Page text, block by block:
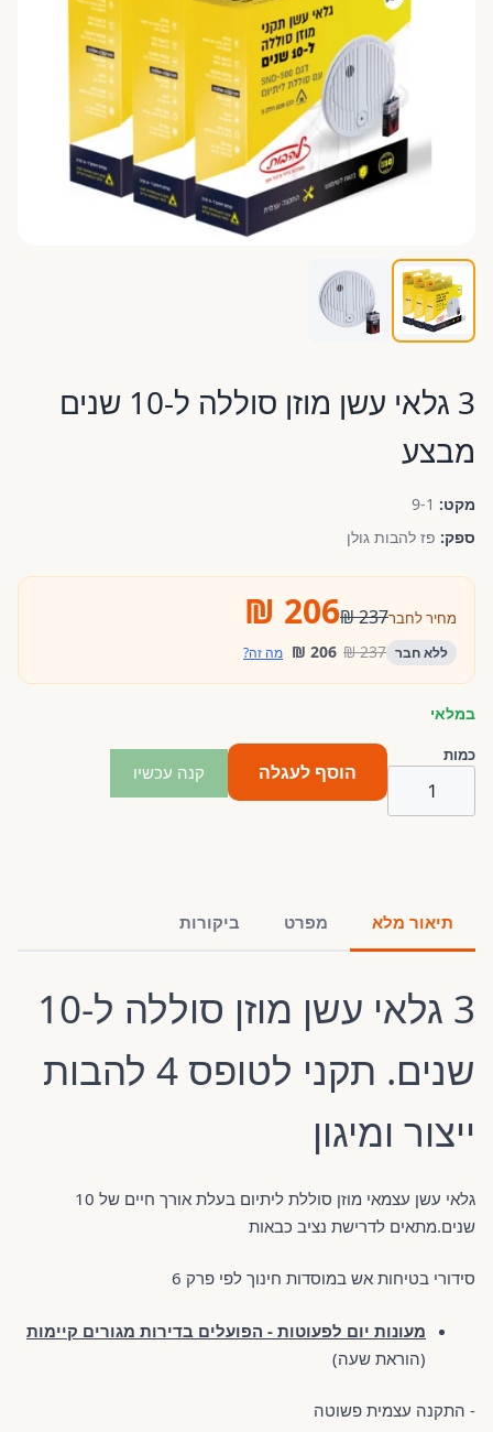
3 גלאי עשן מוזן סוללה ל-10 שנים
מבצע
מקט: 9-1
ספק: פז להבות גולן
מחיר לחבר237 ₪
206 ₪
ללא חבר 237 ₪
206 ₪ מה זה?
במלאי
כמות
הוסף לעגלה קנה עכשיו
תיאור מלא מפרט ביקורות
3 גלאי עשן מוזן סוללה ל-10
שנים. תקני לטופס 4 להבות
ייצור ומיגון
גלאי עשן עצמאי מוזן סוללת ליתיום בעלת אורך חיים של 10
שנים.מתאים לדרישת נציב כבאות
סידורי בטיחות אש במוסדות חינוך לפי פרק 6
מעונות יום לפעוטות - הפועלים בדירות מגורים קיימות
(הוראת שעה)
- התקנה עצמית פשוטה